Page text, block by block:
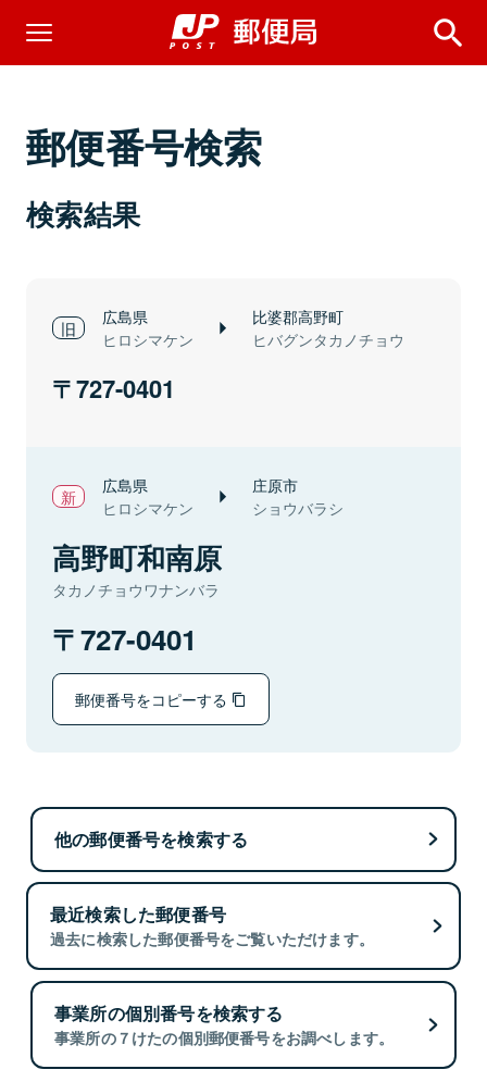
郵便番号検索
検索結果
広島県
ヒロシマケン
比婆郡高野町
ヒバグンタカノチョウ
727-0401
広島県
ヒロシマケン
庄原市
ショウバラシ
高野町和南原
タカノチョウワナンバラ
727-0401
郵便番号をコピーする
他の郵便番号を検索する
最近検索した郵便番号
過去に検索した郵便番号をご覧いただけます。
事業所の個別番号を検索する
事業所の７けたの個別郵便番号をお調べします。